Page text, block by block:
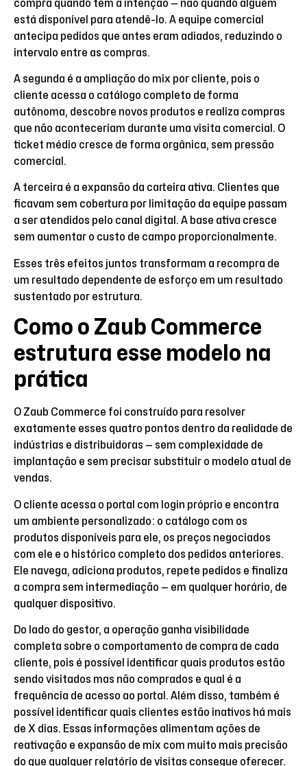
compra quando tem a intenção — não quando alguém
está disponível para atendê-lo. A equipe comercial
antecipa pedidos que antes eram adiados, reduzindo o
intervalo entre as compras.
A segunda é a ampliação do mix por cliente, pois o
cliente acessa o catálogo completo de forma
autônoma, descobre novos produtos e realiza compras
que não aconteceriam durante uma visita comercial. O
ticket médio cresce de forma orgânica, sem pressão
comercial.
A terceira é a expansão da carteira ativa. Clientes que
ficavam sem cobertura por limitação da equipe passam
a ser atendidos pelo canal digital. A base ativa cresce
sem aumentar o custo de campo proporcionalmente.
Esses três efeitos juntos transformam a recompra de
um resultado dependente de esforço em um resultado
sustentado por estrutura.
Como o Zaub Commerce
estrutura esse modelo na
prática
O Zaub Commerce foi construído para resolver
exatamente esses quatro pontos dentro da realidade de
indústrias e distribuidoras — sem complexidade de
implantação e sem precisar substituir o modelo atual de
vendas.
O cliente acessa o portal com login próprio e encontra
um ambiente personalizado: o catálogo com os
produtos disponíveis para ele, os preços negociados
com ele e o histórico completo dos pedidos anteriores.
Ele navega, adiciona produtos, repete pedidos e finaliza
a compra sem intermediação — em qualquer horário, de
qualquer dispositivo.
Do lado do gestor, a operação ganha visibilidade
completa sobre o comportamento de compra de cada
cliente, pois é possível identificar quais produtos estão
sendo visitados mas não comprados e qual é a
frequência de acesso ao portal. Além disso, também é
possível identificar quais clientes estão inativos há mais
de X dias. Essas informações alimentam ações de
reativação e expansão de mix com muito mais precisão
do que qualquer relatório de visitas consegue oferecer.